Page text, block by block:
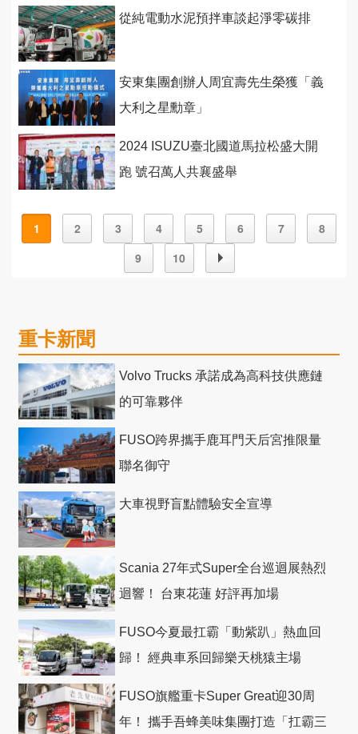
從純電動水泥預拌車談起淨零碳排
安東集團創辦人周宜壽先生榮獲「義
大利之星勳章」
2024 ISUZU臺北國道馬拉松盛大開
跑 號召萬人共襄盛舉
1 2 3 4 5 6 7
8
9
10
重卡新聞
Volvo Trucks 承諾成為高科技供應鏈
的可靠夥伴
FUSO跨界攜手鹿耳門天后宮推限量
聯名御守
大車視野盲點體驗安全宣導
Scania 27年式Super全台巡迴展熱烈
迴響！ 台東花蓮 好評再加場
FUSO今夏最扛霸「動紫趴」熱血回
歸！ 經典車系回歸樂天桃猿主場
FUSO旗艦重卡Super Great迎30周
年！ 攜手吾蜂美味集團打造「扛霸三